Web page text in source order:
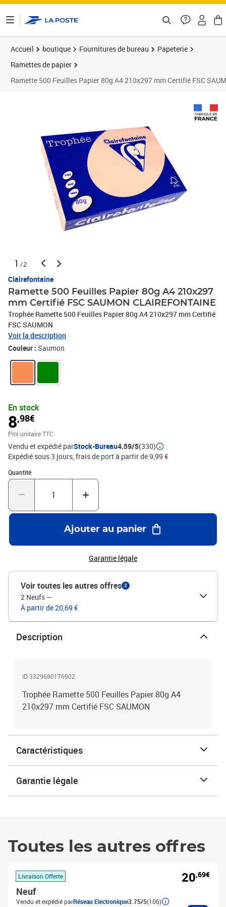
Accueil boutique Fournitures de bureau
Papeterie
Ramettes de papier
Ramette 500 Feuilles Papier 80g A4 210x297 mm Certifié FSC
1 /2
Clairefontaine
Ramette 500 Feuilles Papier 80g A4 210x297
mm Certifié FSC SAUMON CLAIREFONTAINE
Trophée Ramette 500 Feuilles Papier 80g A4 210x297 mm Certifié
FSC SAUMON
Voir la description
Couleur : Saumon
En stock
8,98€
Prix unitaire TTC
Vendu et expédié parStock-Bureau4.59/5(330)
Expédié sous 3 jours, frais de port à partir de 9,99 €
Quantité
Quantité : 1
Ajouter au panier
Garantie légale
Voir toutes les autres offres 2
2 Neufs —
À partir de 20,69 €
Description
ID 3329680176902
Trophée Ramette 500 Feuilles Papier 80g A4
210x297 mm Certifié FSC SAUMON
Caractéristiques
Garantie légale
Toutes les autres offres
Livraison Offerte
Neuf
Vendu et expédié parRéseau Electronique3.75/5(106)
20,69€